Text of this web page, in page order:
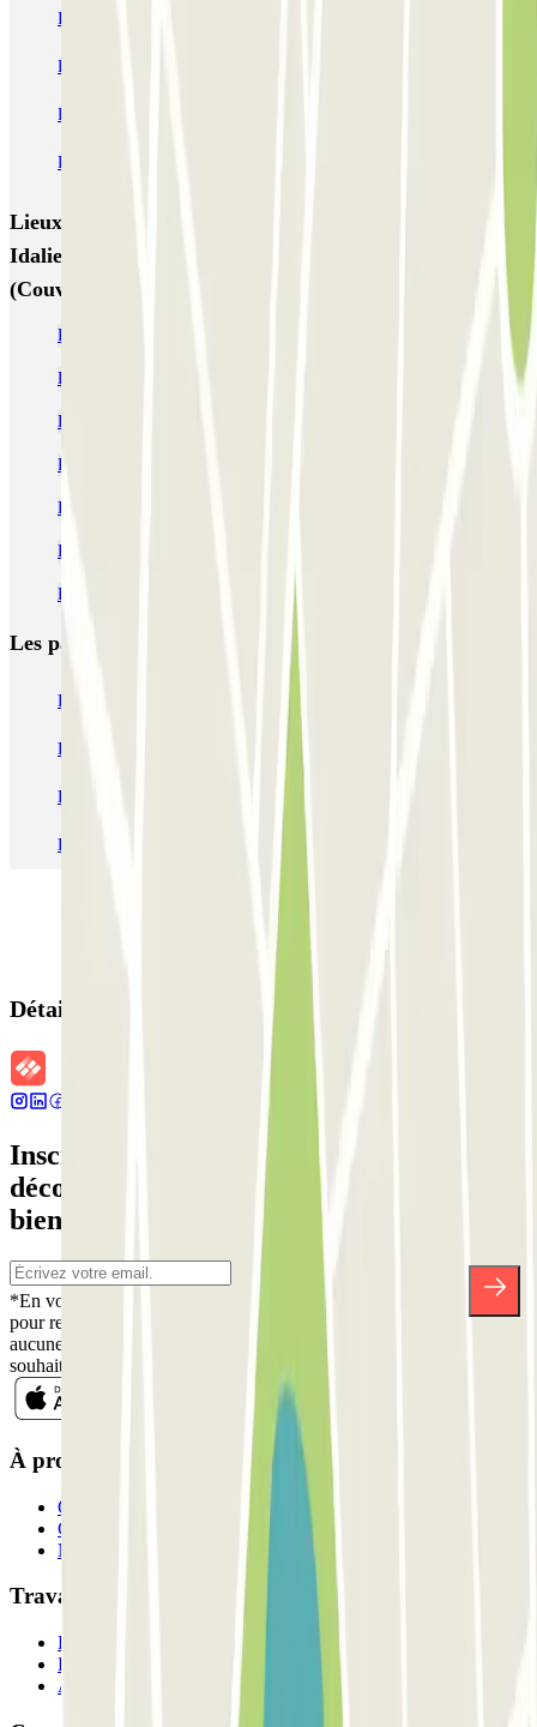
INDIGO Brussel Royal
ParkBee Etterbeek Plaine
ParkBee Linthout Sint-Michel
ParkBee Rue de la Longue Haie
Lieux et événements intéressants à proximité Parking
Idalie-Parnasse, Parlement Européen Bruxelles
(Couvert)
Parking Musée Sciences Naturelles Bruxelles | Où se garer
Parking Parlement Bruxelles-Quartier Européen pas cher
Parking Porte de Namur pas cher | Où se garer
Parking Loi Bruxelles pas cher | Où se garer
Parking Palais Royal Bruxelles pas cher | Où se garer
Parking Avenue Toison d'Or de Bruxelles pas cher
Parking Albertine pas cher | Parking Bozar | Où se garer
Les parkings les
Parking Paris
Parking Charles de Gaulle - Roissy Aeroport
Parking Aéroport Roland Garros La Réunion P4 Longue Durée
Parking Aéroport Barcelone
Détails de la réservation
Inscrivez-vous à notre newsletter et
découvrez des réductions, des concours et
bien d'autres surprises.
*En vous inscrivant, vous acceptez notre politique de confidentialité
pour recevoir des communications commerciales de Parclick. Sans
aucune obligation, vous pouvez vous désinscrire quand vous le
souhaitez dans la même newsletter.
À propos de Parclick
Qui sommes-nous ?
Comment ça marche?
Nos parkings
Travaillons ensemble?
Professionnels
Fournisseur de parking
Affiliés